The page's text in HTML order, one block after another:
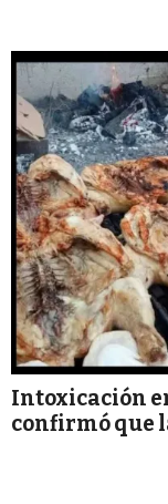
Intoxicación
confirmó que